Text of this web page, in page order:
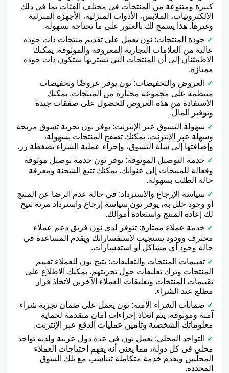
كبيرة ومتنوعة من المنتجات في مختلف الفئات بما في ذلك
الإلكترونيات، الملابس، الأدوات المنزلية، الأجهزة المنزلية
وغيرها. هذا يسمح لك بالعثور على ما تحتاجه بسهولة.
جودة المنتجات: نون يعمل على تقديم منتجات ذات جودة
عالية من العلامات التجارية المعروفة والموثوقة. يمكنك
الاطمئنان إلى أن المنتجات التي تشتريها ستكون ذات جودة
ممتازة.
العروض والتخفيضات: نون يوفر عروضًا وتخفيضات
منتظمة على مجموعة مختارة من المنتجات. يمكنك
الاستفادة من هذه العروض للحصول على صفقات جيدة
وتوفير المال.
سهولة التسوق عبر الإنترنت: يوفر نون تجربة تسوق مريحة
وسهلة عبر الإنترنت. يمكنك تصفح المنتجات بسهولة،
وإضافتها إلى سلة التسوق، وإجراء عملية الشراء بضغطة زر.
خدمة التوصيل الموثوقة: يوفر نون خدمة توصيل موثوقة
وفعالة للمنتجات إلى عنوانك. يمكنك تتبع الشحنة ومعرفة
حالة الطلب بسهولة.
سياسة الإرجاع والاسترداد: في حالة عدم الرضا عن المنتج
أو وجود خلل به، يوفر نون سياسة إرجاع واسترداد مرنة تتيح
لك إعادة المنتج واستعادة أموالك.
خدمة عملاء ممتازة: تتوفر لدى نون فريق دعم عملاء
محترف وودود يستجيب لاستفساراتك ويقدم المساعدة في
حالة وجود أي مشاكل أو استفسارات.
تقييمات المنتجات والتعليقات: يتيح نون للعملاء تقييم
المنتجات وترك تعليقات حول تجربتهم. يمكنك الاطلاع على
تقييمات المنتجات وتعليقات العملاء الآخرين لاتخاذ قرار
مطلع عند الشراء.
ضمانات الشراء الآمنة: نون يعمل على ضمان تجربة شراء
آمنة وموثوقة. يتم اتخاذ إجراءات أمان متقدمة لحماية
معلوماتك الشخصية وتأمين عمليات الدفع عبر الإنترنت.
التواجد المحلي: يعمل نون في عدة دول عربية ولديه تواجد
محلي في كل دولة، مما يعني أنه يفهم احتياجات العملاء
المحليين ويقدم خدمة متكاملة تتناسب مع تلك السوق
المحددة.